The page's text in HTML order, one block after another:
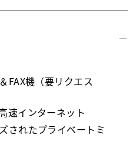
FAX機（要リクエス
速インターネット
されたプライベートミ